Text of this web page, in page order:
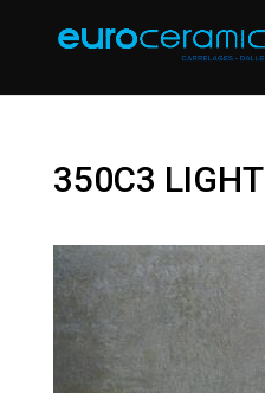
350C3 LIGHT